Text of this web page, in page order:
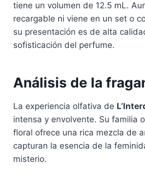
tiene un volumen de 12.5 mL.
recargable ni viene en un set o
su presentación es de alta
sofisticación del perfume.
Análisis de la
La experiencia olfativa de
intensa y envolvente. Su familia
floral ofrece una rica mezcla de
capturan la esencia de la
misterio.